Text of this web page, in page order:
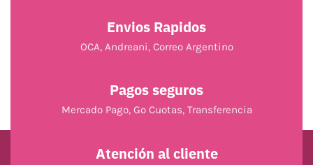
Envios Rapidos
OCA, Andreani, Correo Argentino
Pagos seguros
Mercado Pago, Go Cuotas, Transferencia
Atención al cliente